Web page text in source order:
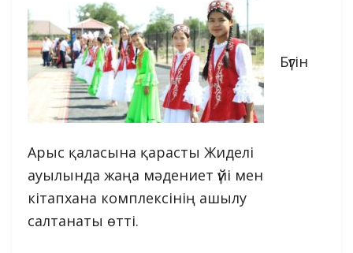
Бүгін
Арыс қаласына қарасты Жиделі
ауылында жаңа мәдениет үйі мен
кітапхана комплексінің ашылу
салтанаты өтті.